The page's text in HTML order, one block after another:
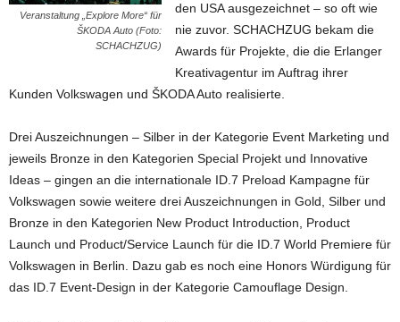
Veranstaltung „Explore More“ für
ŠKODA Auto (Foto:
SCHACHZUG)
den USA ausgezeichnet – so oft wie
nie zuvor. SCHACHZUG bekam die
Awards für Projekte, die die Erlanger
Kreativagentur im Auftrag ihrer
Kunden Volkswagen und ŠKODA Auto realisierte.
Drei Auszeichnungen – Silber in der Kategorie Event Marketing und
jeweils Bronze in den Kategorien Special Projekt und Innovative
Ideas – gingen an die internationale ID.7 Preload Kampagne für
Volkswagen sowie weitere drei Auszeichnungen in Gold, Silber und
Bronze in den Kategorien New Product Introduction, Product
Launch und Product/Service Launch für die ID.7 World Premiere für
Volkswagen in Berlin. Dazu gab es noch eine Honors Würdigung für
das ID.7 Event-Design in der Kategorie Camouflage Design.